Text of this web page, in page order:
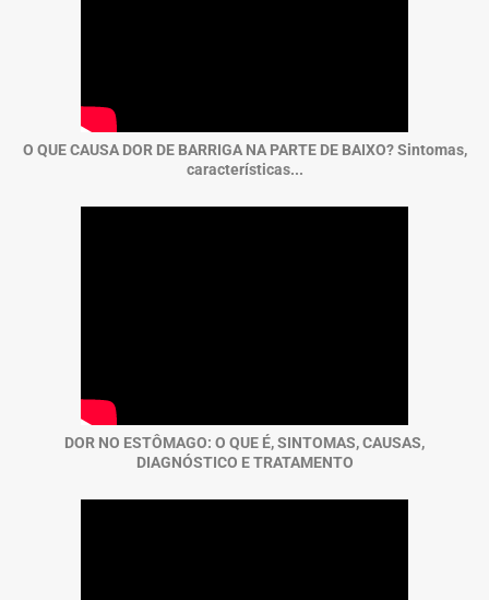
O QUE CAUSA DOR DE BARRIGA NA PARTE DE BAIXO? Sintomas,
características...
DOR NO ESTÔMAGO: O QUE É, SINTOMAS, CAUSAS,
DIAGNÓSTICO E TRATAMENTO